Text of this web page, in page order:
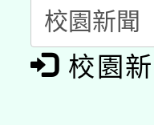
「數位
pilot」
有關大
校園新